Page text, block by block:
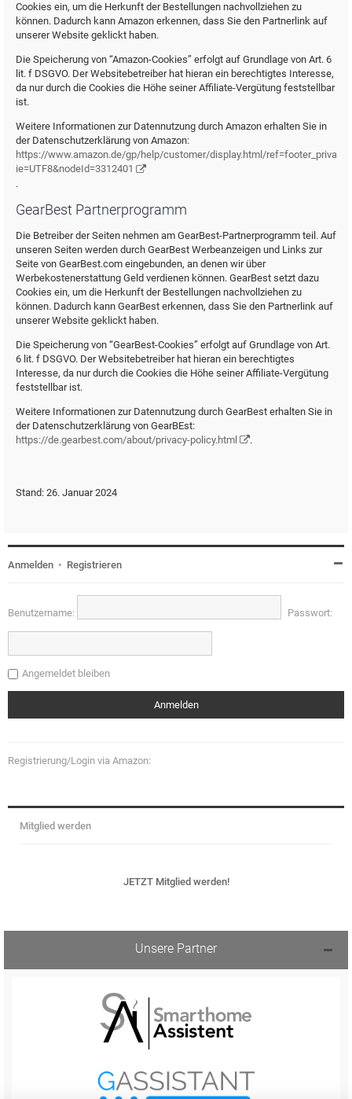
Cookies ein, um die Herkunft der Bestellungen nachvollziehen zu
können. Dadurch kann Amazon erkennen, dass Sie den Partnerlink auf
unserer Website geklickt haben.
Die Speicherung von “Amazon-Cookies” erfolgt auf Grundlage von Art. 6
lit. f DSGVO. Der Websitebetreiber hat hieran ein berechtigtes Interesse,
da nur durch die Cookies die Höhe seiner Affiliate-Vergütung feststellbar
ist.
Weitere Informationen zur Datennutzung durch Amazon erhalten Sie in
der Datenschutzerklärung von Amazon:
https://www.amazon.de/gp/help/customer/display.html/ref=footer_privacy?
ie=UTF8&nodeId=3312401
.
GearBest Partnerprogramm
Die Betreiber der Seiten nehmen am GearBest-Partnerprogramm teil. Auf
unseren Seiten werden durch GearBest Werbeanzeigen und Links zur
Seite von GearBest.com eingebunden, an denen wir über
Werbekostenerstattung Geld verdienen können. GearBest setzt dazu
Cookies ein, um die Herkunft der Bestellungen nachvollziehen zu
können. Dadurch kann GearBest erkennen, dass Sie den Partnerlink auf
unserer Website geklickt haben.
Die Speicherung von “GearBest-Cookies” erfolgt auf Grundlage von Art.
6 lit. f DSGVO. Der Websitebetreiber hat hieran ein berechtigtes
Interesse, da nur durch die Cookies die Höhe seiner Affiliate-Vergütung
feststellbar ist.
Weitere Informationen zur Datennutzung durch GearBest erhalten Sie in
der Datenschutzerklärung von GearBEst:
https://de.gearbest.com/about/privacy-policy.html
.
Stand: 26. Januar 2024
Anmelden • Registrieren
Benutzername: Passwort:
Angemeldet bleiben
Registrierung/Login via Amazon:
Mitglied werden
JETZT Mitglied werden!
Unsere Partner